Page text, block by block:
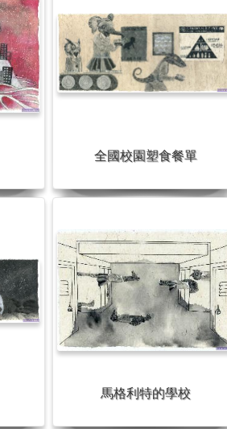
全國校園塑食餐單
馬格利特的學校